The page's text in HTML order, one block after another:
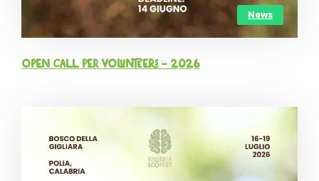
News
OPEN CALL per Volunteers – 2026